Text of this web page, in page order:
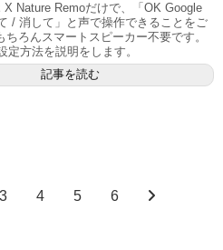
X Nature Remoだけで、「OK Google
/ 消して」と声で操作できることをご
ちろんスマートスピーカー不要です。
定方法を説明をします。
記事を読む
3 4 5 6